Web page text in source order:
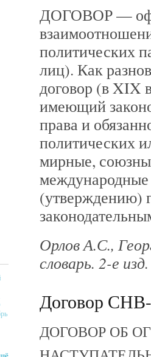
ДОГОВОР —
политических
лиц). Как
договор (в XIX
имеющий
права и
политических
мирные,
(утверждению)
Орлов А.С.,
словарь. 2-е
Договор СНВ-
ДОГОВОР ОБ